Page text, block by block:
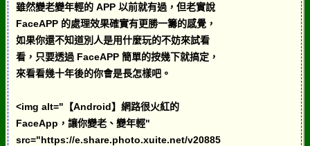
雖然變老變年輕的 APP 以前就有過，但老實說
FaceAPP 的處理效果確實有更勝一籌的感覺，
如果你還不知道別人是用什麼玩的不妨來試看
看，只要透過 FaceAPP 簡單的按幾下就搞定，
來看看幾十年後的你會是長怎樣吧。
<img alt="【Android】網路很火紅的
FaceApp，讓你變老、變年輕"
src="https://e.share.photo.xuite.net/v20885